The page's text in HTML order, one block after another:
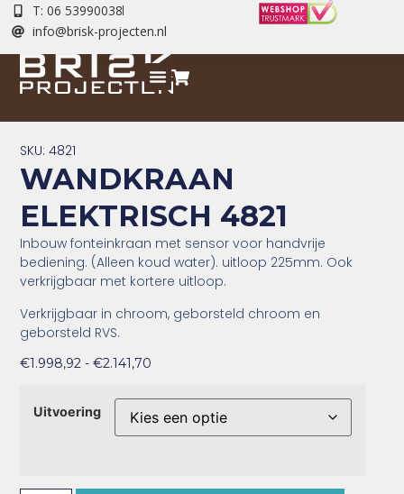
T: 06 53990038
info@brisk-projecten.nl
SKU: 4821
WANDKRAAN
ELEKTRISCH 4821
Inbouw fonteinkraan met sensor voor handvrije
bediening. (Alleen koud water). uitloop 225mm. Ook
verkrijgbaar met kortere uitloop.
Verkrijgbaar in chroom, geborsteld chroom en
geborsteld RVS.
€1.998,92 - €2.141,70
Uitvoering